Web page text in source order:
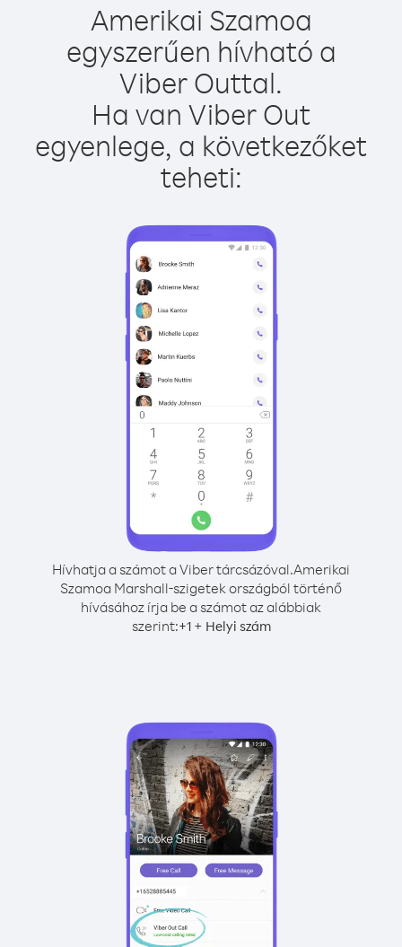
Amerikai Szamoa
egyszerűen hívható a
Viber Outtal.
Ha van Viber Out
egyenlege, a következőket
teheti:
Hívhatja a számot a Viber tárcsázóval.Amerikai
Szamoa Marshall-szigetek országból történő
hívásához írja be a számot az alábbiak
szerint:+1+ Helyi szám